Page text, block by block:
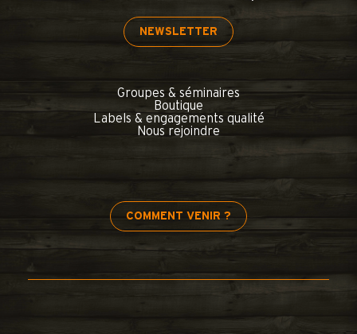
NEWSLETTER
Groupes & séminaires
Boutique
Labels & engagements qualité
Nous rejoindre
COMMENT VENIR ?